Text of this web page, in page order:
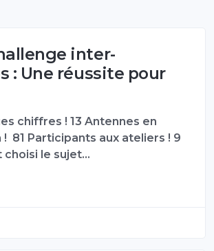
inter-
: Une réussite pour
chiffres ! 13 Antennes en
81 Participants aux ateliers ! 9
choisi le sujet…